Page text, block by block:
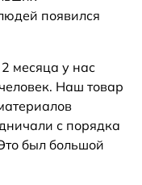
появился
месяца у нас
Наш товар
с порядка
был большой